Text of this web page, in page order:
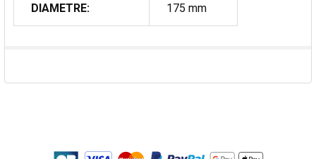
DIAMETRE: 175 mm